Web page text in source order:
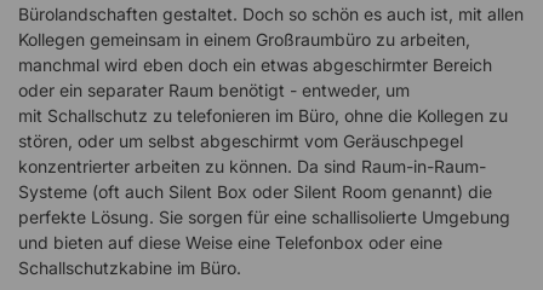
können sie auch auf unebenem Boden aufstellen. Spezifikation
Mit Kabelkanal für Lampe – Lampe nicht enthalten. Halbhohe
Frontschirme. Unmöbliert geliefert – Möbel separat erhältlich.
Bezogen mit dem Stoff Slope von Nevotex (100 % Polyester).
Stoff Nevotex Slope Silver 06 Steel 07 Mole 13 Sand 17 Ice
Blue 20 Ocean 22 Crystal 33 Orchid 36The Hut ist ein
schallabsorbierender Raum in Hausform. Eine ideale Lösung,
um Arbeitsbereiche abzutrennen und kleinere
Besprechungsräume im Büro zu schaffen. Umgesehen mit
halbverdeckten Frontblenden Mit Kabelkanal Innen und außen
mit Textil bezogen Absorbiert eindringende und rausgehende
Bürolandschaften gestaltet. Doch so schön es auch ist, mit allen
Kollegen gemeinsam in einem Großraumbüro zu arbeiten,
manchmal wird eben doch ein etwas abgeschirmter Bereich
oder ein separater Raum benötigt - entweder, um
mit Schallschutz zu telefonieren im Büro, ohne die Kollegen zu
stören, oder um selbst abgeschirmt vom Geräuschpegel
konzentrierter arbeiten zu können. Da sind Raum-in-Raum-
Systeme (oft auch Silent Box oder Silent Room genannt) die
perfekte Lösung. Sie sorgen für eine schallisolierte Umgebung
und bieten auf diese Weise eine Telefonbox oder eine
Schallschutzkabine im Büro.